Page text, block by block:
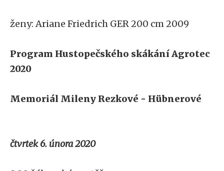
ženy: Ariane Friedrich GER 200 cm 2009
Program Hustopečského skákání Agrotec
2020
Memoriál Mileny Rezkové - Hübnerové
čtvrtek 6. února 2020